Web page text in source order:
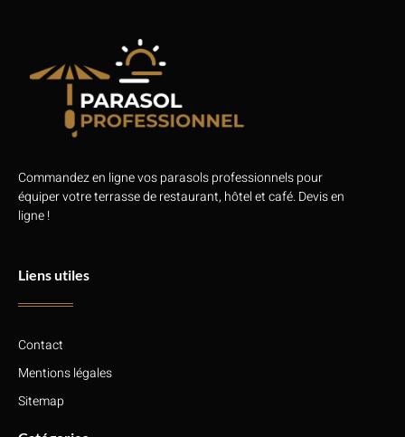
Commandez en ligne vos parasols professionnels pour
équiper votre terrasse de restaurant, hôtel et café. Devis en
ligne !
Liens utiles
Contact
Mentions légales
Sitemap